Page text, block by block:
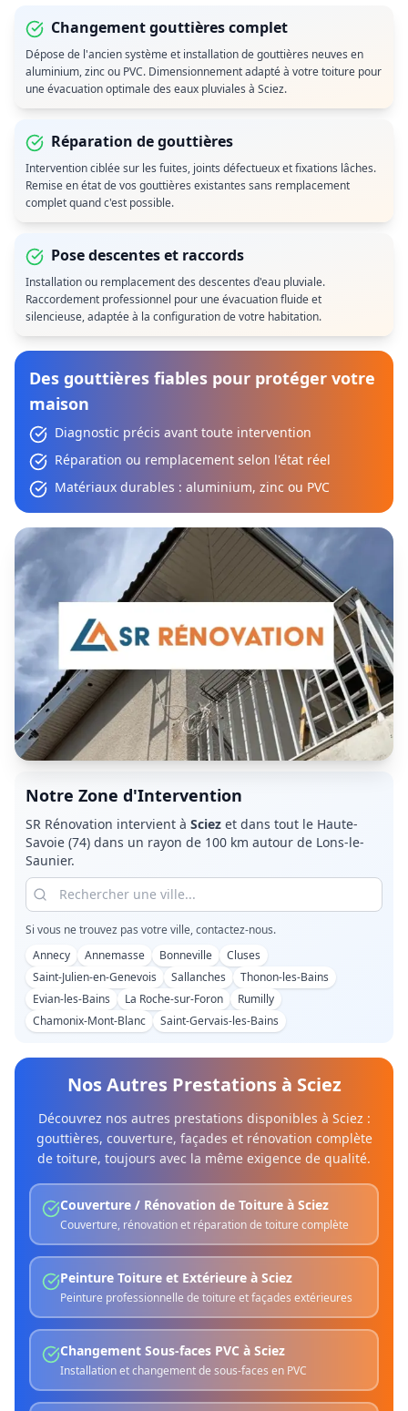
Changement gouttières complet
Dépose de l'ancien système et installation de gouttières neuves en
aluminium, zinc ou PVC. Dimensionnement adapté à votre toiture pour
une évacuation optimale des eaux pluviales à Sciez.
Réparation de gouttières
Intervention ciblée sur les fuites, joints défectueux et fixations lâches.
Remise en état de vos gouttières existantes sans remplacement
complet quand c'est possible.
Pose descentes et raccords
Installation ou remplacement des descentes d'eau pluviale.
Raccordement professionnel pour une évacuation fluide et
silencieuse, adaptée à la configuration de votre habitation.
Des gouttières fiables pour protéger votre
maison
Diagnostic précis avant toute intervention
Réparation ou remplacement selon l'état réel
Matériaux durables : aluminium, zinc ou PVC
Notre Zone d'Intervention
SR Rénovation intervient à Sciez et dans tout le Haute-
Savoie (74) dans un rayon de 100 km autour de Lons-le-
Saunier.
Si vous ne trouvez pas votre ville, contactez-nous.
Annecy
Annemasse Bonneville
Cluses
Saint-Julien-en-Genevois
Sallanches
Thonon-les-Bains
Evian-les-Bains
La Roche-sur-Foron
Rumilly
Chamonix-Mont-Blanc
Saint-Gervais-les-Bains
Nos Autres Prestations à Sciez
Découvrez nos autres prestations disponibles à Sciez :
gouttières, couverture, façades et rénovation complète
de toiture, toujours avec la même exigence de qualité.
Couverture / Rénovation de Toiture à Sciez
Couverture, rénovation et réparation de toiture complète
Peinture Toiture et Extérieure à Sciez
Peinture professionnelle de toiture et façades extérieures
Changement Sous-faces PVC à Sciez
Installation et changement de sous-faces en PVC